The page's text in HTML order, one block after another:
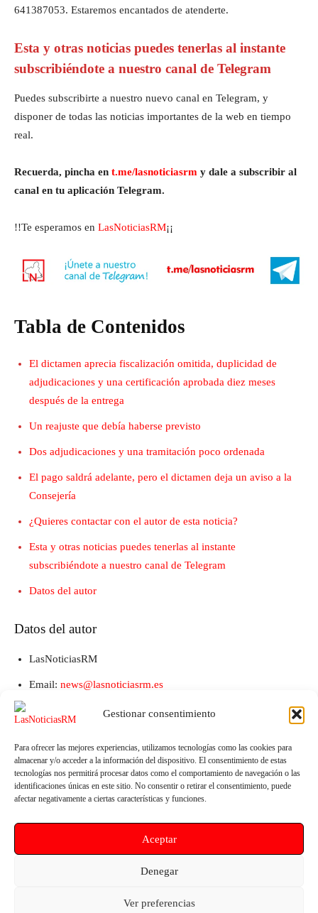
Gestionar consentimiento
Para ofrecer las mejores experiencias, utilizamos tecnologías como las cookies para
almacenar y/o acceder a la información del dispositivo. El consentimiento de estas
tecnologías nos permitirá procesar datos como el comportamiento de navegación o las
identificaciones únicas en este sitio. No consentir o retirar el consentimiento, puede
afectar negativamente a ciertas características y funciones.
Aceptar
Denegar
Ver preferencias
641387053. Estaremos encantados de atenderte.
Esta y otras noticias puedes tenerlas al instante
subscribiéndote a nuestro canal de Telegram
Puedes subscribirte a nuestro nuevo canal en Telegram, y
disponer de todas las noticias importantes de la web en tiempo
real.
Recuerda, pincha en t.me/lasnoticiasrm y dale a subscribir al
canal en tu aplicación Telegram.
!!Te esperamos en LasNoticiasRM¡¡
Tabla de Contenidos
El dictamen aprecia fiscalización omitida, duplicidad de
adjudicaciones y una certificación aprobada diez meses
después de la entrega
Un reajuste que debía haberse previsto
Dos adjudicaciones y una tramitación poco ordenada
El pago saldrá adelante, pero el dictamen deja un aviso a la
Consejería
¿Quieres contactar con el autor de esta noticia?
Esta y otras noticias puedes tenerlas al instante
subscribiéndote a nuestro canal de Telegram
Datos del autor
Datos del autor
LasNoticiasRM
Email: news@lasnoticiasrm.es
Teléfono y Whatsapp: 641387053
su alianza por las personas
Salud por las prótesis y la crisis